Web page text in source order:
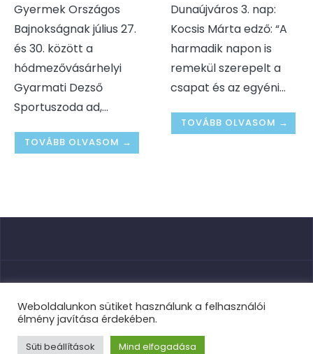
Gyermek Országos
Bajnokságnak július 27.
és 30. között a
hódmezővásárhelyi
Gyarmati Dezső
Sportuszoda ad,...
TOVÁBB OLVASOM →
Dunaújváros 3. nap:
Kocsis Márta edző: “A
harmadik napon is
remekül szerepelt a
csapat és az egyéni...
TOVÁBB OLVASOM →
Nyitóoldal
TVSE
Weboldalunkon sütiket használunk a felhasználói
élmény javítása érdekében.
Süti beállítások Mind elfogadása